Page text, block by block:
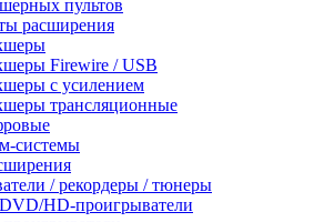
пультов
расширения
Firewire / USB
с усилением
трансляционные
системы
/ рекордеры / тюнеры
HD-проигрыватели